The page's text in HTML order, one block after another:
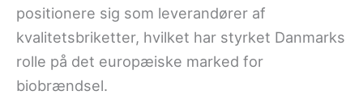
positionere sig som leverandører af
kvalitetsbriketter, hvilket har styrket Danmarks
rolle på det europæiske marked for
biobrændsel.